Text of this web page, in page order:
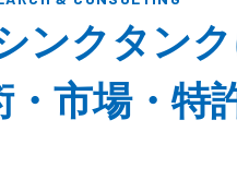
ンクタン
市場・特